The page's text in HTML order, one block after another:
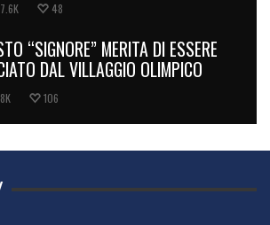
48
“SIGNORE” MERITA DI ESSERE
DAL VILLAGGIO OLIMPICO
106